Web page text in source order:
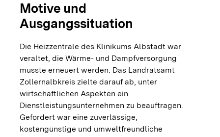
Motive und
Ausgangssituation
Die Heizzentrale des Klinikums Albstadt war
veraltet, die Wärme- und Dampfversorgung
musste erneuert werden. Das Landratsamt
Zollernalbkreis zielte darauf ab, unter
wirtschaftlichen Aspekten ein
Dienstleistungsunternehmen zu beauftragen.
Gefordert war eine zuverlässige,
kostengünstige und umweltfreundliche